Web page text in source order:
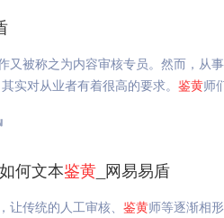
又被称之为内容审核专员。然而，从
实对从业者有着很高的要求。 鉴黄师
何文本鉴黄 _网易易盾
让传统的人工审核、 鉴黄师等逐渐相